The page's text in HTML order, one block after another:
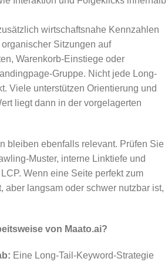
wirtschaftsnahe Kennzahlen
Sitzungen auf
Warenkorb-Einstiege oder
Gruppe. Nicht jede Long-
Viele unterstützen Orientierung und
liegt dann in der vorgelagerten
bleiben ebenfalls relevant. Prüfen Sie
Muster, interne Linktiefe und
Wenn eine Seite perfekt zum
aber langsam oder schwer nutzbar ist,
von Maato.ai?
Eine Long-Tail-Keyword-Strategie